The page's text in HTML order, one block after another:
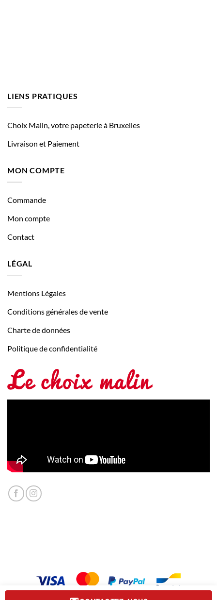
LIENS PRATIQUES
Choix Malin, votre papeterie à Bruxelles
Livraison et Paiement
MON COMPTE
Commande
Mon compte
Contact
LÉGAL
Mentions Légales
Conditions générales de vente
Charte de données
Politique de confidentialité